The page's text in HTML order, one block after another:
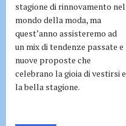
stagione di rinnovamento nel
mondo della moda, ma
quest’anno assisteremo ad
un mix di tendenze passate e
nuove proposte che
celebrano la gioia di vestirsi e
la bella stagione.